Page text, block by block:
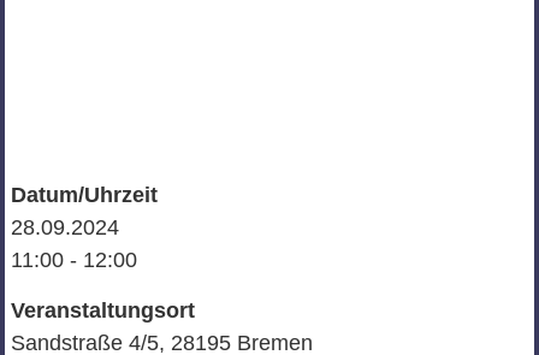
Datum/Uhrzeit
28.09.2024
11:00 - 12:00
Veranstaltungsort
Sandstraße 4/5, 28195 Bremen